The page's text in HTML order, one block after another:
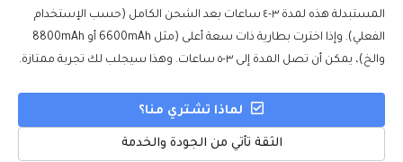
المستبدلة هذه لمدة ٣-٤ ساعات بعد الشحن الكامل (حسب الإستخدام
الفعلي). وإذا اخترت بطارية ذات سعة أعلى (مثل 6600mAh أو 8800mAh
والخ)، يمكن أن تصل المدة إلى ٣-٥ ساعات. وهذا سيجلب لك تجربة ممتازة.
لماذا تشتري منا؟
الثقة تأتي من الجودة والخدمة